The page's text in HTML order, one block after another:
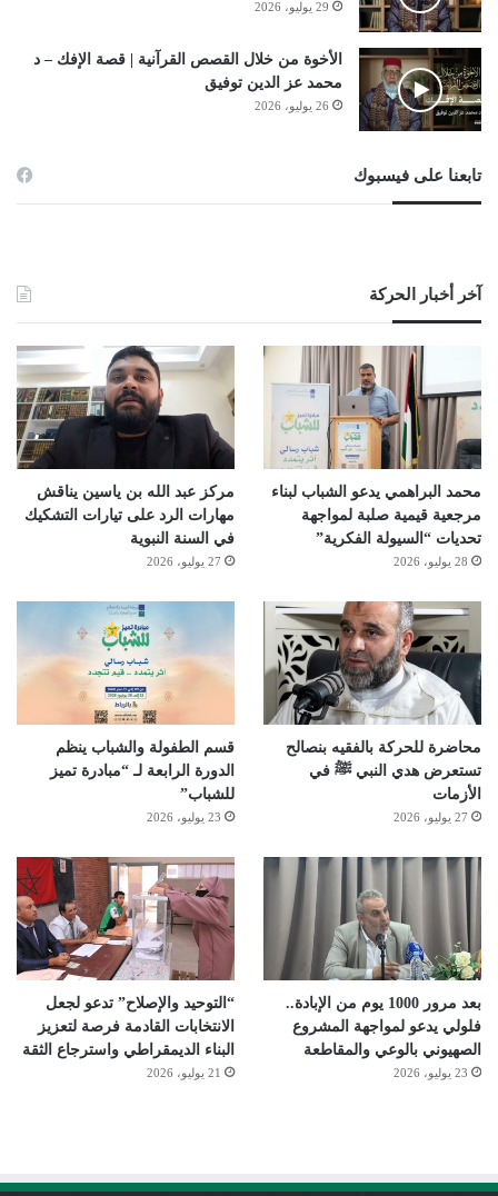
29 يوليو، 2026
الأخوة من خلال القصص القرآنية | قصة الإفك – د
محمد عز الدين توفيق
26 يوليو، 2026
تابعنا على فيسبوك
آخر أخبار الحركة
محمد البراهمي يدعو الشباب لبناء
مرجعية قيمية صلبة لمواجهة
تحديات “السيولة الفكرية”
28 يوليو، 2026
مركز عبد الله بن ياسين يناقش
مهارات الرد على تيارات التشكيك
في السنة النبوية
27 يوليو، 2026
محاضرة للحركة بالفقيه بنصالح
تستعرض هدي النبي ﷺ في
الأزمات
27 يوليو، 2026
قسم الطفولة والشباب ينظم
الدورة الرابعة لـ “مبادرة تميز
للشباب”
23 يوليو، 2026
بعد مرور 1000 يوم من الإبادة..
فلولي يدعو لمواجهة المشروع
الصهيوني بالوعي والمقاطعة
23 يوليو، 2026
“التوحيد والإصلاح” تدعو لجعل
الانتخابات القادمة فرصة لتعزيز
البناء الديمقراطي واسترجاع الثقة
21 يوليو، 2026